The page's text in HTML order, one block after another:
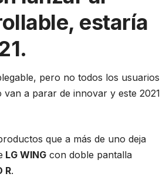
estaría
pero no todos los usuarios
a parar de innovar y este 2021
que a más de uno deja
LG WING con doble pantalla
R.